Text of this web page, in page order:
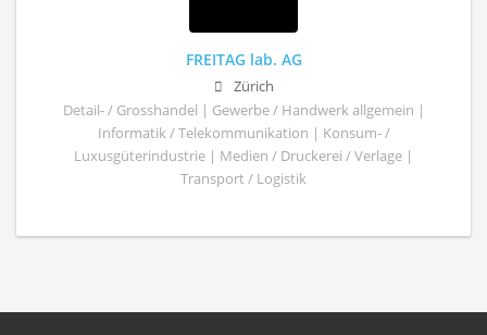
FREITAG lab. AG
Zürich
Detail- / Grosshandel | Gewerbe / Handwerk allgemein |
Informatik / Telekommunikation | Konsum- /
Luxusgüterindustrie | Medien / Druckerei / Verlage |
Transport / Logistik